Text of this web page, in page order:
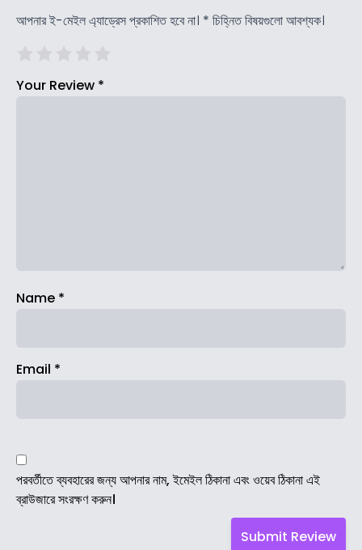
আপনার ই-মেইল এ্যাড্রেস প্রকাশিত হবে না। * চিহ্নিত বিষয়গুলো আবশ্যক।
Your Review *
Name *
Email *
পরবর্তীতে ব্যবহারের জন্য আপনার নাম, ইমেইল ঠিকানা এবং ওয়েব ঠিকানা এই
ব্রাউজারে সংরক্ষণ করুন।